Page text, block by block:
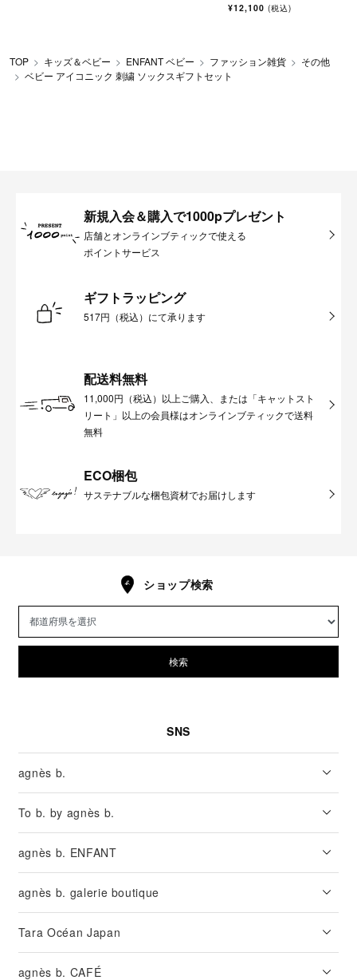
¥12,100 (税込)
TOP キッズ＆ベビー ENFANT ベビー ファッション雑貨
その他
ベビー アイコニック 刺繍 ソックスギフトセット
新規入会＆購入で1000pプレゼント
店舗とオンラインブティックで使える
ポイントサービス
ギフトラッピング
517円（税込）にて承ります
配送料無料
11,000円（税込）以上ご購入、または「キャットスト
リート」以上の会員様はオンラインブティックで送料
無料
ECO梱包
サステナブルな梱包資材でお届けします
ショップ検索
検索
SNS
agnès b.
To b. by agnès b.
agnès b. ENFANT
agnès b. galerie boutique
Tara Océan Japan
agnès b. CAFÉ